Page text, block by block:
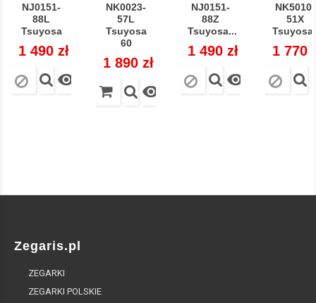
NJ0151-
88L
Tsuyosa
Cena
1 490 zł

NK0023-
57L
Tsuyosa
60
Cena
1 890 zł

NJ0151-
88Z
Tsuyosa...
Cena
1 490 zł

NK5010-
51X
Cena
1 770
Zegaris.pl
ZEGARKI
ZEGARKI POLSKIE